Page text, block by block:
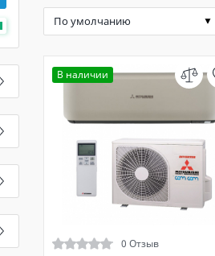
В наличии
0 Отзыв